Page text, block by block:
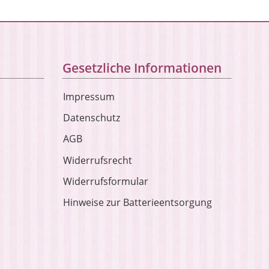
Gesetzliche Informationen
Impressum
Datenschutz
AGB
Widerrufsrecht
Widerrufsformular
Hinweise zur Batterieentsorgung